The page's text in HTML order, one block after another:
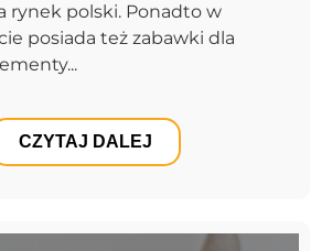
CZYTAJ DALEJ
rynek polski. Ponadto w
posiada też zabawki dla